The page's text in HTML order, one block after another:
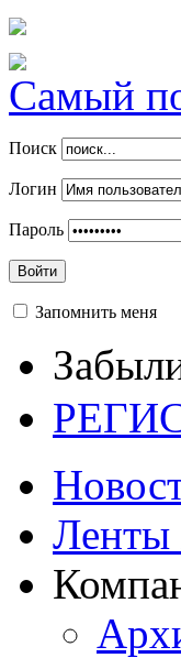
Самый
Поиск
Логин
Пароль
Войти
Запомнить меня
Ленты